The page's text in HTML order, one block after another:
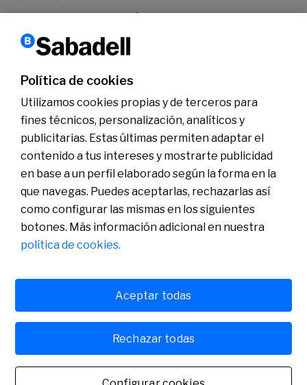
Para obtener mayor información sobre el tratamiento de sus datos
puede visitar “el anexo de información detallada sobre
protección de datos de carácter personal
Conócenos
Sala de Prensa
Actualidad
Nos entendemos
Plan de Pensiones de Empleo de Banco Sabadell
Banco de Sabadell, S.A., Plaça de Sant Roc, núm. 20, 08201 Sabadell, inscrito en el
Registro Mercantil de Barcelona, tomo/I.R.U.S. 1000152932861, folio 873, hoja B-1561,
NIF A08000143. Entidad de crédito sujeta a la supervisión del Banco de España e inscrita
Política de cookies
Utilizamos cookies propias y de terceros para
fines técnicos, personalización, analíticos y
publicitarias. Estas últimas permiten adaptar el
contenido a tus intereses y mostrarte publicidad
en base a un perfil elaborado según la forma en la
que navegas. Puedes aceptarlas, rechazarlas así
como configurar las mismas en los siguientes
botones. Más información adicional en nuestra
política de cookies.
Rechazar todas
Aceptar todas